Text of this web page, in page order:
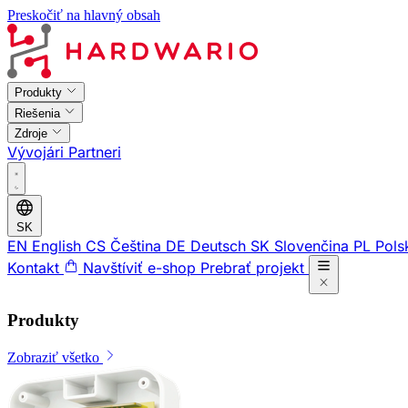
Preskočiť na hlavný obsah
Produkty
Riešenia
Zdroje
Vývojári Partneri
SK
EN English CS Čeština DE Deutsch SK Slovenčina PL
Kontakt
Navštíviť e-shop Prebrať projekt
Produkty
Zobraziť všetko